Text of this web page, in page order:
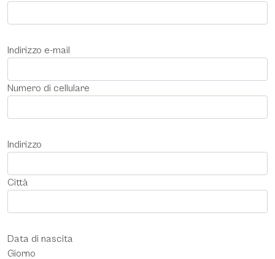
Indirizzo e-mail
Numero di cellulare
Indirizzo
Città
Data di nascita
Giorno